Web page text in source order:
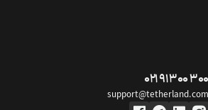
۰۲۱ ۹۱ ۳۰۰ ۳۰۰
support@tetherland.com